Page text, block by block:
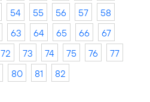
54 55 56 57
58
63 64 65 66
67
72 73 74 75 76
77
80 81 82